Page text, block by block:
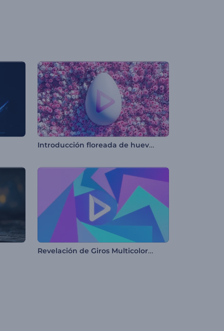
Introducción floreada de huevos de pascua
Revelación de Giros Multicolores